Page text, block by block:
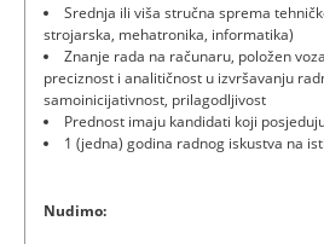
Srednja ili viša stručna sprema
strojarska, mehatronika, informatika)
Znanje rada na računaru, položen
preciznost i analitičnost u izvršavanju
samoinicijativnost, prilagodljivost
Prednost imaju kandidati koji
1 (jedna) godina radnog iskustva na
Nudimo: